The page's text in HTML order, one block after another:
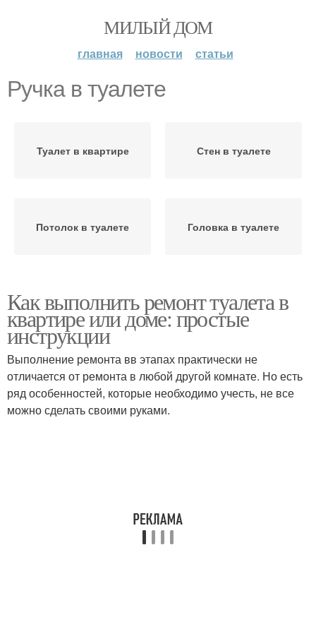
МИЛЫЙ ДОМ
главная новости статьи
Ручка в туалете
Туалет в квартире Стен в туалете
Потолок в туалете Головка в туалете
Как выполнить ремонт туалета в
квартире или доме: простые
инструкции
Выполнение ремонта вв этапах практически не
отличается от ремонта в любой другой комнате. Но есть
ряд особенностей, которые необходимо учесть, не все
можно сделать своими руками.